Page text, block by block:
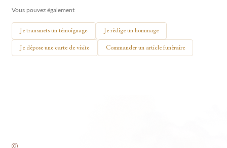
Vous pouvez également
Je transmets un témoignage Je rédige un hommage
Je dépose une carte de visite Commander un article funéraire